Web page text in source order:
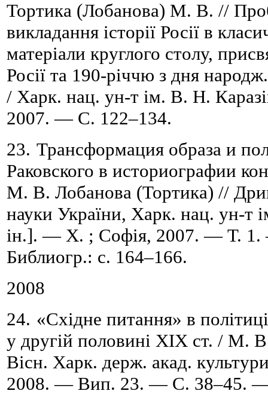
Тортика (Лобанова) М. В. //
викладання історії Росії в
матеріали круглого столу,
Росії та 190-річчю з дня
/ Харк. нац. ун-т ім. В. Н.
2007. — С. 122–134.
23. Трансформация образа и
Раковского в историографии
М. В. Лобанова (Тортика) //
науки України, Харк. нац. ун-т
ін.]. — Х. ; Софія, 2007. — Т. 1.
Библиогр.: с. 164–166.
2008
24. «Східне питання» в
у другій половині XІX ст. / М.
Вісн. Харк. держ. акад.
2008. — Вип. 23. — С. 38–45. —